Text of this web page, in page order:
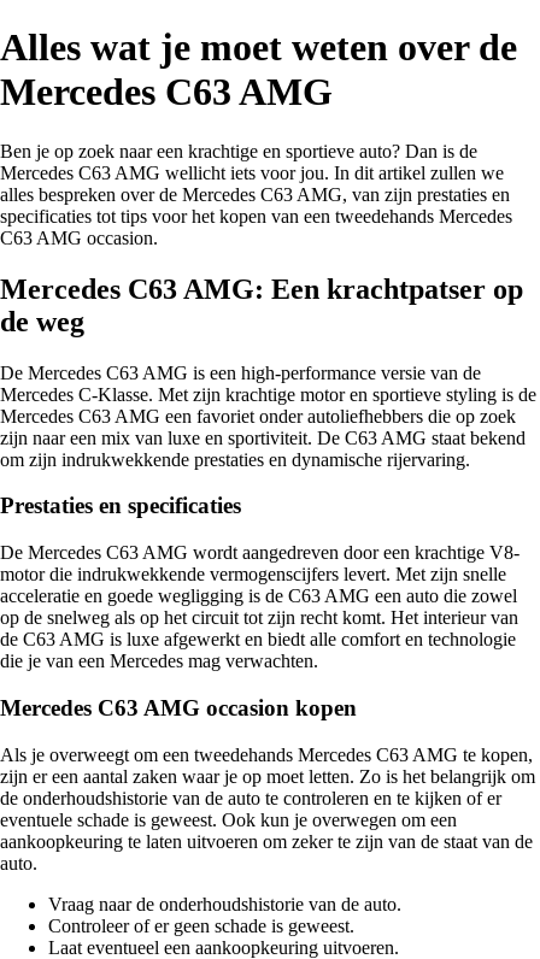
Alles wat je moet weten over de
Mercedes C63 AMG
Ben je op zoek naar een krachtige en sportieve auto? Dan is de
Mercedes C63 AMG wellicht iets voor jou. In dit artikel zullen we
alles bespreken over de Mercedes C63 AMG, van zijn prestaties en
specificaties tot tips voor het kopen van een tweedehands Mercedes
C63 AMG occasion.
Mercedes C63 AMG: Een krachtpatser op
de weg
De Mercedes C63 AMG is een high-performance versie van de
Mercedes C-Klasse. Met zijn krachtige motor en sportieve styling is de
Mercedes C63 AMG een favoriet onder autoliefhebbers die op zoek
zijn naar een mix van luxe en sportiviteit. De C63 AMG staat bekend
om zijn indrukwekkende prestaties en dynamische rijervaring.
Prestaties en specificaties
De Mercedes C63 AMG wordt aangedreven door een krachtige V8-
motor die indrukwekkende vermogenscijfers levert. Met zijn snelle
acceleratie en goede wegligging is de C63 AMG een auto die zowel
op de snelweg als op het circuit tot zijn recht komt. Het interieur van
de C63 AMG is luxe afgewerkt en biedt alle comfort en technologie
die je van een Mercedes mag verwachten.
Mercedes C63 AMG occasion kopen
Als je overweegt om een tweedehands Mercedes C63 AMG te kopen,
zijn er een aantal zaken waar je op moet letten. Zo is het belangrijk om
de onderhoudshistorie van de auto te controleren en te kijken of er
eventuele schade is geweest. Ook kun je overwegen om een
aankoopkeuring te laten uitvoeren om zeker te zijn van de staat van de
auto.
Vraag naar de onderhoudshistorie van de auto.
Controleer of er geen schade is geweest.
Laat eventueel een aankoopkeuring uitvoeren.